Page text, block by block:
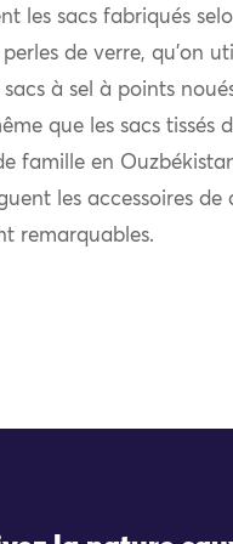
les sacs fabriqués
de verre, qu’on
à sel à points
que les sacs tissés
famille en
les accessoires
remarquables.